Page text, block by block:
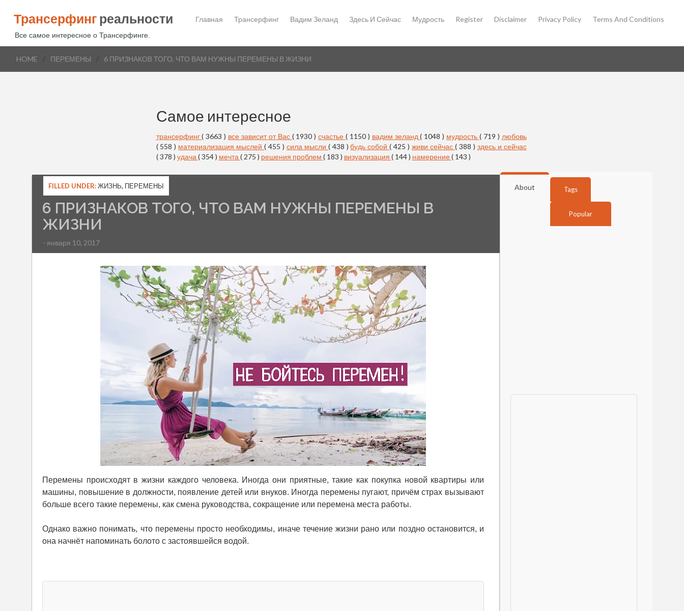
Трансерфинг реальности
Все самое интересное о Трансерфинге.
Главная Трансерфинг Вадим Зеланд Здесь И Сейчас Мудрость Register Disclaimer Privacy Policy Terms And Conditions
HOME / ПЕРЕМЕНЫ / 6 ПРИЗНАКОВ ТОГО, ЧТО ВАМ НУЖНЫ ПЕРЕМЕНЫ В ЖИЗНИ
Самое интересное
трансерфинг( 3663 ) все зависит от Вас ( 1930 )счастье ( 1150 ) вадим зеланд( 1048 ) мудрость ( 719 ) любовь
( 558 ) материализация мыслей( 455 ) сила мысли ( 438 )будь собой( 425 )живи сейчас ( 388 ) здесь и сейчас
( 378 ) удача ( 354 ) мечта ( 275 ) решения проблем ( 183 ) визуализация ( 144 ) намерение( 143 )
FILLED UNDER:ЖИЗНЬ, ПЕРЕМЕНЫ
6 ПРИЗНАКОВ ТОГО, ЧТО ВАМ НУЖНЫ ПЕРЕМЕНЫ В
ЖИЗНИ
- января 10, 2017
Перемены происходят в жизни каждого человека. Иногда они приятные, такие как покупка новой квартиры или
машины, повышение в должности, появление детей или внуков. Иногда перемены пугают, причём страх вызывают
больше всего такие перемены, как смена руководства, сокращение или перемена места работы.
Однако важно понимать, что перемены просто необходимы, иначе течение жизни рано или поздно остановится, и
она начнёт напоминать болото с застоявшейся водой.
About Tags
Popular